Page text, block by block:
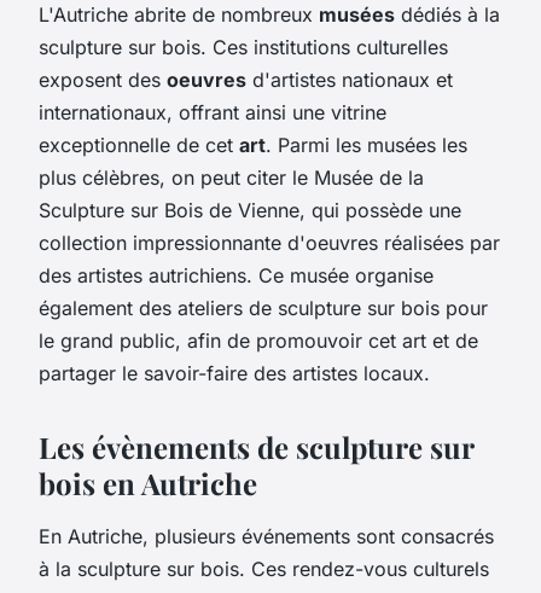
L'Autriche abrite de nombreux musées dédiés à la
sculpture sur bois. Ces institutions culturelles
exposent des oeuvres d'artistes nationaux et
internationaux, offrant ainsi une vitrine
exceptionnelle de cet art. Parmi les musées les
plus célèbres, on peut citer le Musée de la
Sculpture sur Bois de Vienne, qui possède une
collection impressionnante d'oeuvres réalisées par
des artistes autrichiens. Ce musée organise
également des ateliers de sculpture sur bois pour
le grand public, afin de promouvoir cet art et de
partager le savoir-faire des artistes locaux.
Les évènements de sculpture sur
bois en Autriche
En Autriche, plusieurs événements sont consacrés
à la sculpture sur bois. Ces rendez-vous culturels